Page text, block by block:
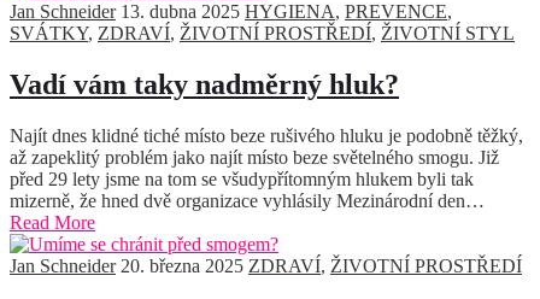
Jan Schneider 13. dubna 2025 HYGIENA, PREVENCE,
SVÁTKY, ZDRAVÍ, ŽIVOTNÍ PROSTŘEDÍ, ŽIVOTNÍ STYL
Vadí vám taky nadměrný hluk?
Najít dnes klidné tiché místo beze rušivého hluku je podobně těžký,
až zapeklitý problém jako najít místo beze světelného smogu. Již
před 29 lety jsme na tom se všudypřítomným hlukem byli tak
mizerně, že hned dvě organizace vyhlásily Mezinárodní den…
Read More
Jan Schneider 20. března 2025 ZDRAVÍ, ŽIVOTNÍ PROSTŘEDÍ